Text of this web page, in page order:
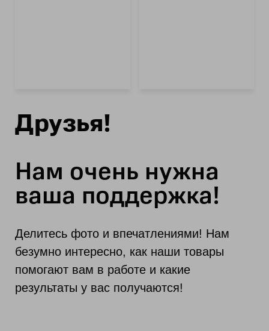
Друзья!
Нам очень нужна
ваша поддержка!
Делитесь фото и впечатлениями! Нам
безумно интересно, как наши товары
помогают вам в работе и какие
результаты у вас получаются!